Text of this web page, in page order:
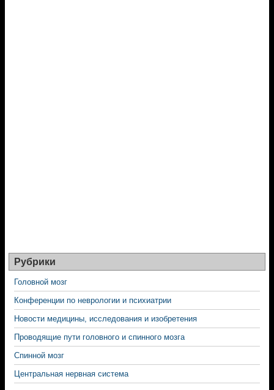
Рубрики
Головной мозг
Конференции по неврологии и психиатрии
Новости медицины, исследования и изобретения
Проводящие пути головного и спинного мозга
Спинной мозг
Центральная нервная система